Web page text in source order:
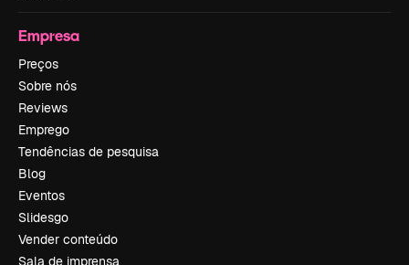
Empresa
Preços
Sobre nós
Reviews
Emprego
Tendências de pesquisa
Blog
Eventos
Slidesgo
Vender conteúdo
Sala de imprensa